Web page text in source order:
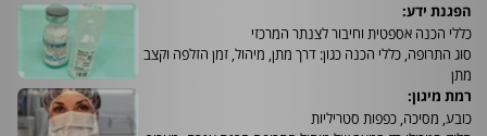
הפגנת ידע:
כללי הכנה אספטית וחיבור לצנתר המרכזי
סוג התרופה, כללי הכנה כגון: דרך מתן, מיהול, זמן הזלפה וקצב
מתן
רמת מיגון:
כובע, מסיכה, כפפות סטריליות